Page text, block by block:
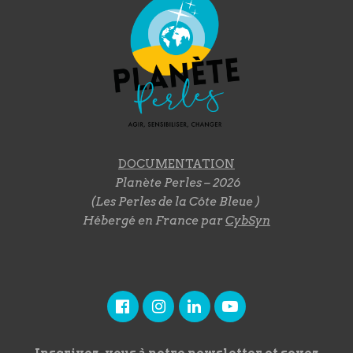
DOCUMENTATION
Planète Perles – 2026
(Les Perles de la Côte Bleue )
Hébergé en France parCybSyn